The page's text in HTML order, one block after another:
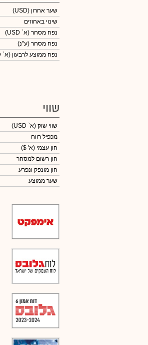
שער אחרון (USD)
שינוי באחוזים
נפח מסחר (א` USD)
נפח מסחר (ע"נ)
נפח ממוצע לרבעון (א` USD)
שווי
שווי שוק (א` USD)
מכפיל רווח
הון עצמי (א' $)
הון רשום למסחר
הון מונפק ונפרע
שער ממוצע